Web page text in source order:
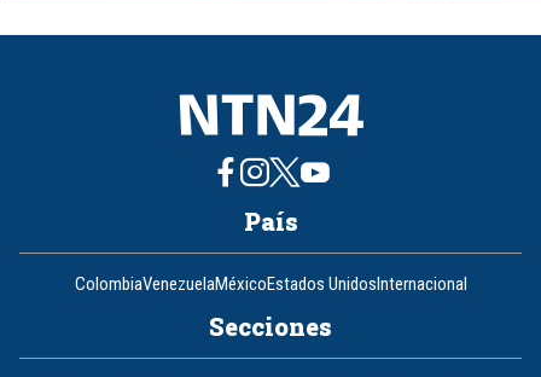
8
País
ColombiaVenezuelaMéxicoEstados UnidosInternacional
Secciones